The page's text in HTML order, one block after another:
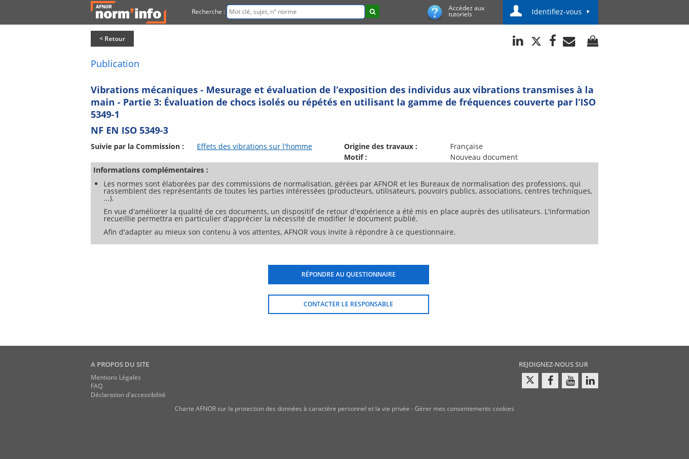
Recherche : Accédez aux
tutoriels Identifiez-vous
< Retour
Publication
Vibrations mécaniques - Mesurage et évaluation de l’exposition des individus aux vibrations transmises à la
main - Partie 3: Évaluation de chocs isolés ou répétés en utilisant la gamme de fréquences couverte par l’ISO
5349-1
NF EN ISO 5349-3
Suivie par la Commission : Effets des vibrations sur l'homme Origine des travaux :
Française
Motif :
Nouveau document
Informations complémentaires :
Les normes sont élaborées par des commissions de normalisation, gérées par AFNOR et les Bureaux de normalisation des professions, qui
rassemblent des représentants de toutes les parties intéressées (producteurs, utilisateurs, pouvoirs publics, associations, centres techniques,
...).
En vue d'améliorer la qualité de ces documents, un dispositif de retour d'expérience a été mis en place auprès des utilisateurs. L'information
recueillie permettra en particulier d'apprécier la nécessité de modifier le document publié.
Afin d'adapter au mieux son contenu à vos attentes, AFNOR vous invite à répondre à ce questionnaire.
RÉPONDRE AU QUESTIONNAIRE
CONTACTER LE RESPONSABLE
A PROPOS DU SITE
Mentions Légales
FAQ
Déclaration d'accessibilité
REJOIGNEZ-NOUS SUR
Charte AFNOR sur la protection des données à caractère personnel et la vie privée -Gérer mes consentements cookies